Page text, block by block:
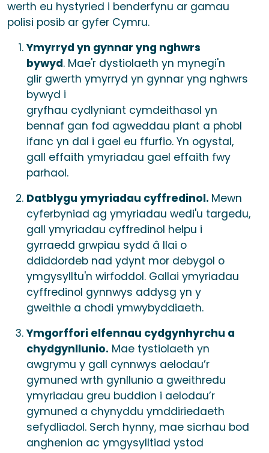
werth eu hystyried i benderfynu ar gamau
polisi posib ar gyfer Cymru.
Ymyrryd yn gynnar yng nghwrs
bywyd. Mae'r dystiolaeth yn mynegi'n
glir gwerth ymyrryd yn gynnar yng nghwrs
bywyd i
gryfhau cydlyniant cymdeithasol yn
bennaf gan fod agweddau plant a phobl
ifanc yn dal i gael eu ffurfio. Yn ogystal,
gall effaith ymyriadau gael effaith fwy
parhaol.
Datblygu ymyriadau cyffredinol. Mewn
cyferbyniad ag ymyriadau wedi'u targedu,
gall ymyriadau cyffredinol helpu i
gyrraedd grwpiau sydd â llai o
ddiddordeb nad ydynt mor debygol o
ymgysylltu'n wirfoddol. Gallai ymyriadau
cyffredinol gynnwys addysg yn y
gweithle a chodi ymwybyddiaeth.
Ymgorffori elfennau cydgynhyrchu a
chydgynllunio. Mae tystiolaeth yn
awgrymu y gall cynnwys aelodau’r
gymuned wrth gynllunio a gweithredu
ymyriadau greu buddion i aelodau’r
gymuned a chynyddu ymddiriedaeth
sefydliadol. Serch hynny, mae sicrhau bod
anghenion ac ymgysylltiad ystod